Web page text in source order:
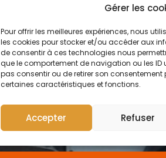
Gérer les
Pour offrir les meilleures expériences, nous
les cookies pour stocker et/ou accéder aux
de consentir à ces technologies nous
que le comportement de navigation ou les ID
pas consentir ou de retirer son
certaines caractéristiques et fonctions.
Accepter Refuser